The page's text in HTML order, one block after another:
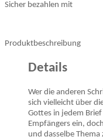
Sicher bezahlen mit
Produktbeschreibung
Details
Wer die anderen
sich vielleicht über
Gottes in jedem
Empfängers ein,
und dasselbe